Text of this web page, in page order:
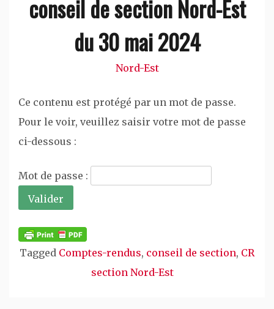
conseil de section Nord-Est
du 30 mai 2024
Nord-Est
Ce contenu est protégé par un mot de passe.
Pour le voir, veuillez saisir votre mot de passe
ci-dessous :
Mot de passe :
Tagged Comptes-rendus, conseil de section, CR
section Nord-Est